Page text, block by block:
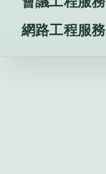
網路工程服務